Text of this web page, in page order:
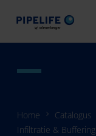
Home Catalogus
Infiltratie & Buffering